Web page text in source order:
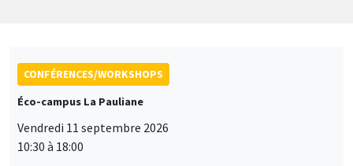
CONFÉRENCES/WORKSHOPS
Éco-campus La Pauliane
Vendredi 11 septembre 2026
10:30 à 18:00